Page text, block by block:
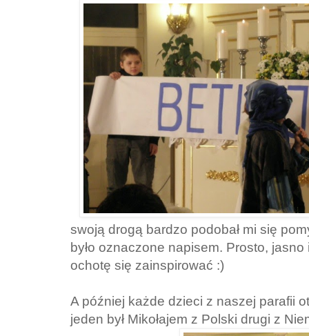
swoją drogą bardzo podobał mi się
było oznaczone napisem. Prosto,
ochotę się zainspirować :)
A później każde dzieci z naszej parafii
jeden był Mikołajem z Polski drugi z